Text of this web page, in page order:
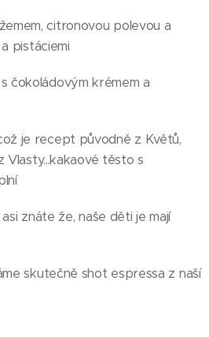
citronovou polevou a
pistáciemi
s čokoládovým krémem a
je recept původně z Květů,
Vlasty...kakaové těsto s
asi znáte že, naše děti je mají
skutečně shot espressa z naší